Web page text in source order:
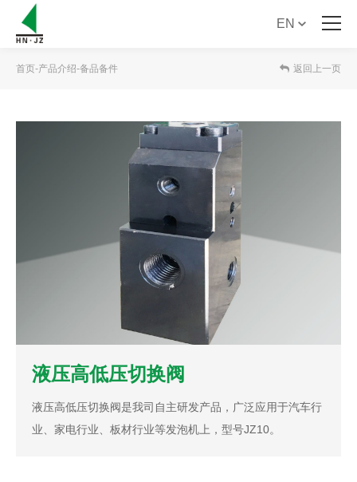
首 页
EN
首页-产品介绍-备品备件 返回上一页
液压高低压切换阀
液压高低压切换阀是我司自主研发产品，广泛应用于汽车行
业、家电行业、板材行业等发泡机上，型号JZ10。